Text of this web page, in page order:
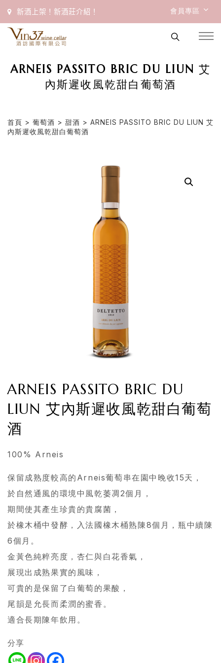
新酒上架！新酒莊介紹！ 會員專區
ARNEIS PASSITO BRIC DU LIUN 艾
內斯遲收風乾甜白葡萄酒
首頁 > 葡萄酒 > 甜酒 > ARNEIS PASSITO BRIC DU LIUN 艾
內斯遲收風乾甜白葡萄酒
ARNEIS PASSITO BRIC DU
LIUN 艾內斯遲收風乾甜白葡萄
酒
100% Arneis
保留成熟度較高的Arneis葡萄串在園中晚收15天，
於自然通風的環境中風乾萎凋2個月，
期間使其產生珍貴的貴腐菌，
於橡木桶中發酵，入法國橡木桶熟陳8個月，瓶中續陳
6個月。
金黃色純粹亮度，杏仁與白花香氣，
展現出成熟果實的風味，
可貴的是保留了白葡萄的果酸，
尾韻是允長而柔潤的蜜香。
適合長期陳年飲用。
分享